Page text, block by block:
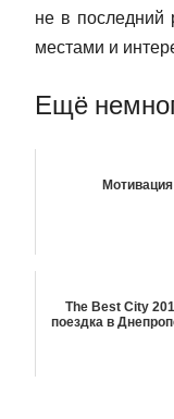
не в последний
местами и
Ещё
Мотивация
The Best City
поездка в